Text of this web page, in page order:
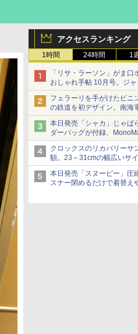
アクセスランキング
1時間 24時間 1
「リサ・ラーソン」がま
おしゃれ手帖 10月号。ジ
ザイン
フェラーリを手がけたピニ
の鉄道を初デザイン。南海
特急」をなにわ筋線へ導入
本日発売「シャカ」じゃば
ダーバッグが付録、
クロックスのリカバリーサ
額。23～31cmの幅広いサ
ッション素材を採用
本日発売「スヌーピー」圧
スナー閉めるだけで着替え